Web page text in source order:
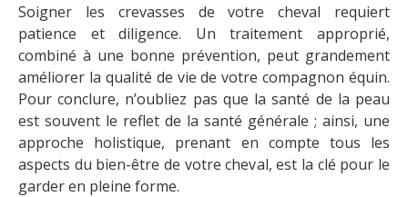
Soigner les crevasses de votre cheval requiert
patience et diligence. Un traitement approprié,
combiné à une bonne prévention, peut grandement
améliorer la qualité de vie de votre compagnon équin.
Pour conclure, n’oubliez pas que la santé de la peau
est souvent le reflet de la santé générale ; ainsi, une
approche holistique, prenant en compte tous les
aspects du bien-être de votre cheval, est la clé pour le
garder en pleine forme.